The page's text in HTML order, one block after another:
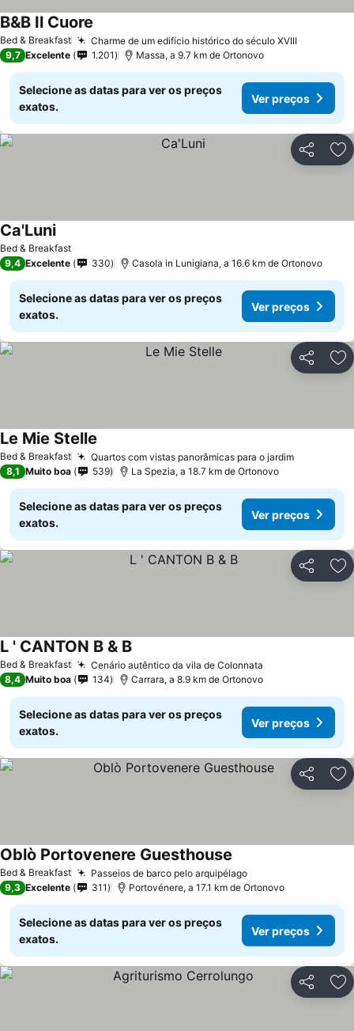
Bed & Breakfast Charme de um edifício histórico do século XVIII
B&B Il Cuore
9,7 Excelente 1.201 Massa, a 9.7 km de Ortonovo
Selecione as datas para ver os preços
exatos.
Ver preços
Partilhar
Bed & Breakfast
Ca'Luni
9,4 Excelente 330 Casola in Lunigiana, a 16.6 km de Ortonovo
Selecione as datas para ver os preços
exatos.
Ver preços
Partilhar
Bed & Breakfast Quartos com vistas panorâmicas para o jardim
Le Mie Stelle
8,1 Muito boa 539 La Spezia, a 18.7 km de Ortonovo
Selecione as datas para ver os preços
exatos.
Ver preços
Partilhar
Bed & Breakfast Cenário autêntico da vila de Colonnata
L ' CANTON B & B
8,4 Muito boa 134 Carrara, a 8.9 km de Ortonovo
Selecione as datas para ver os preços
exatos.
Ver preços
Partilhar
Bed & Breakfast Passeios de barco pelo arquipélago
Oblò Portovenere Guesthouse
9,3 Excelente 311 Portovénere, a 17.1 km de Ortonovo
Selecione as datas para ver os preços
exatos.
Ver preços
Partilhar